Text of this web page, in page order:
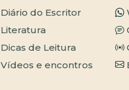
Diário do Escritor
Literatura
Dicas de Leitura
Vídeos e encontros